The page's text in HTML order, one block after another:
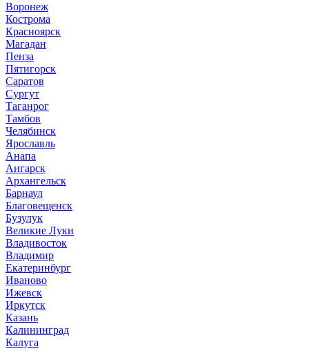
Воронеж
Кострома
Красноярск
Магадан
Пенза
Пятигорск
Саратов
Сургут
Таганрог
Тамбов
Челябинск
Ярославль
Анапа
Ангарск
Архангельск
Барнаул
Благовещенск
Бузулук
Великие Луки
Владивосток
Владимир
Екатеринбург
Иваново
Ижевск
Иркутск
Казань
Калининград
Калуга